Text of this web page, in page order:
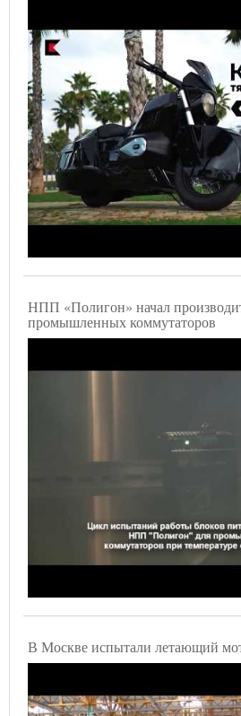
НПП «Полигон» начал
промышленных коммутаторов
В Москве испытали летающий